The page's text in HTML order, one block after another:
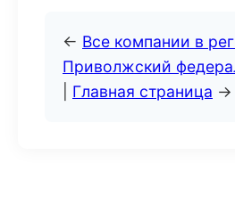
← Все компании в
Приволжский
Главная страница →